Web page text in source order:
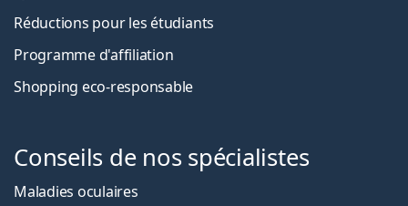
Réductions pour les étudiants
Programme d'affiliation
Shopping eco-responsable
Conseils de nos spécialistes
Maladies oculaires